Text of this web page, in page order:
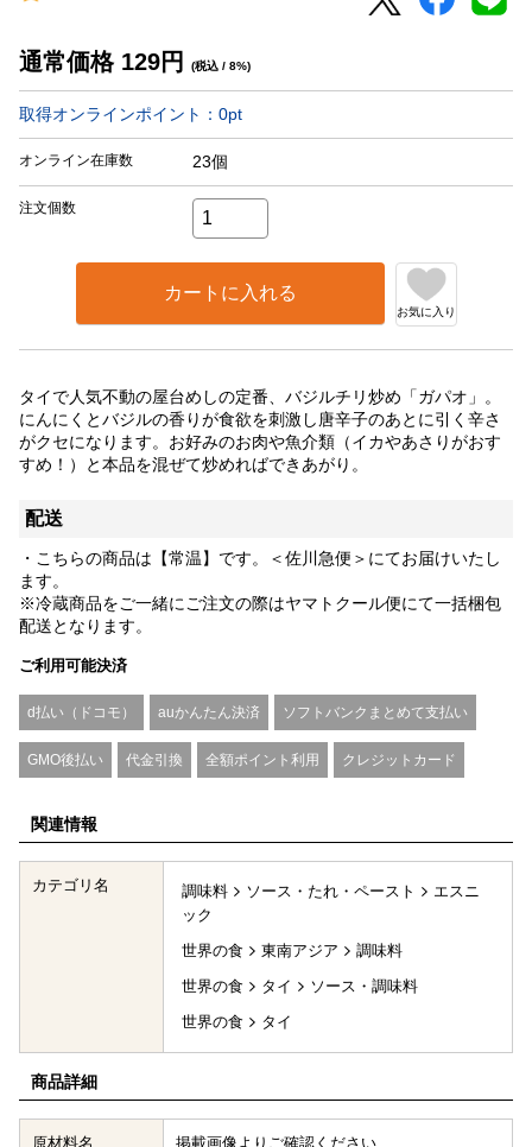
通常価格 129円 (税込 / 8%)
取得オンラインポイント： 0pt
オンライン在庫数 23個
注文個数
カートに入れる
お気に入り
タイで人気不動の屋台めしの定番、バジルチリ炒め「ガパオ」。
にんにくとバジルの香りが食欲を刺激し唐辛子のあとに引く辛さ
がクセになります。お好みのお肉や魚介類（イカやあさりがおす
すめ！）と本品を混ぜて炒めればできあがり。
配送
・こちらの商品は【常温】です。＜佐川急便＞にてお届けいたし
ます。
※冷蔵商品をご一緒にご注文の際はヤマトクール便にて一括梱包
配送となります。
ご利用可能決済
d払い（ドコモ） auかんたん決済 ソフトバンクまとめて支払い
GMO後払い 代金引換 全額ポイント利用 クレジットカード
関連情報
カテゴリ名 調味料 ソース・たれ・ペースト
エスニ
ック
世界の食
東南アジア
調味料
世界の食
タイ
ソース・調味料
世界の食
タイ
商品詳細
原材料名 掲載画像よりご確認ください